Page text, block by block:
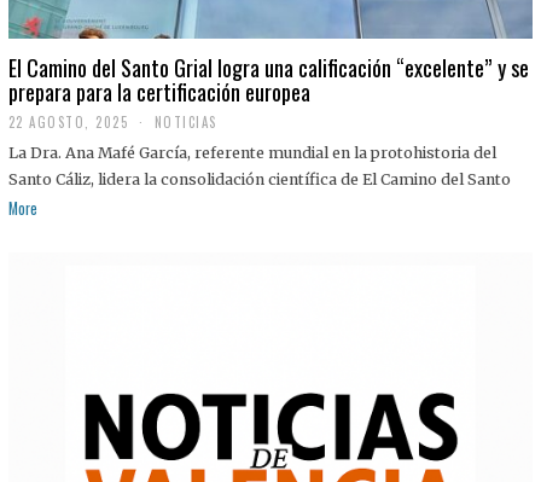
El Camino del Santo Grial logra una calificación “excelente” y se
prepara para la certificación europea
22 AGOSTO, 2025
2
A
G
NOTICIAS
La Dra. Ana Mafé García, referente mundial en la protohistoria del
Santo Cáliz, lidera la consolidación científica de El Camino del Santo
More